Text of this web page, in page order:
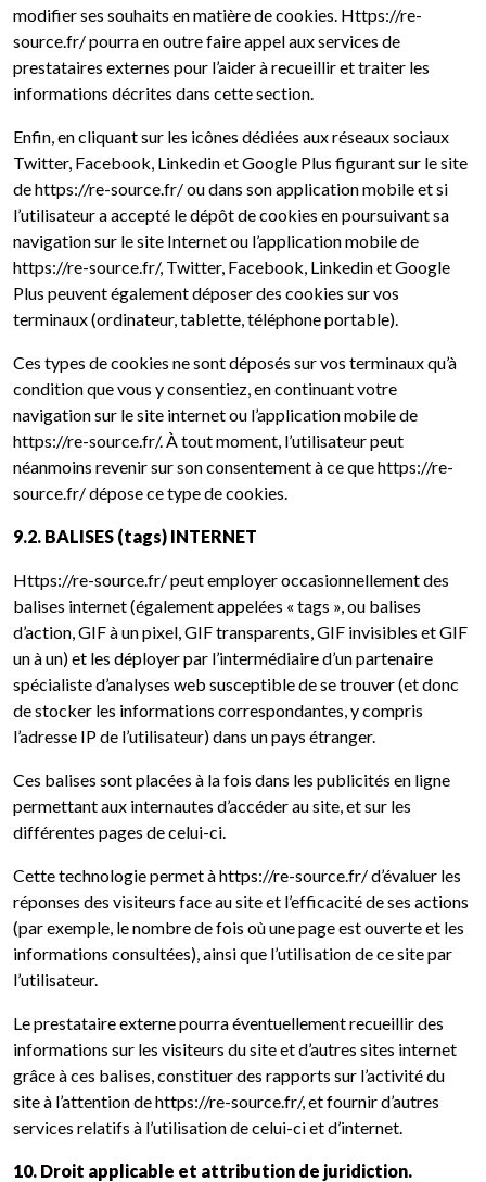
modifier ses souhaits en matière de cookies. Https://re-
source.fr/ pourra en outre faire appel aux services de
prestataires externes pour l’aider à recueillir et traiter les
informations décrites dans cette section.
Enfin, en cliquant sur les icônes dédiées aux réseaux sociaux
Twitter, Facebook, Linkedin et Google Plus figurant sur le site
de https://re-source.fr/ ou dans son application mobile et si
l’utilisateur a accepté le dépôt de cookies en poursuivant sa
navigation sur le site Internet ou l’application mobile de
https://re-source.fr/, Twitter, Facebook, Linkedin et Google
Plus peuvent également déposer des cookies sur vos
terminaux (ordinateur, tablette, téléphone portable).
Ces types de cookies ne sont déposés sur vos terminaux qu’à
condition que vous y consentiez, en continuant votre
navigation sur le site internet ou l’application mobile de
https://re-source.fr/. À tout moment, l’utilisateur peut
néanmoins revenir sur son consentement à ce que https://re-
source.fr/ dépose ce type de cookies.
9.2. BALISES (tags) INTERNET
Https://re-source.fr/ peut employer occasionnellement des
balises internet (également appelées « tags », ou balises
d’action, GIF à un pixel, GIF transparents, GIF invisibles et GIF
un à un) et les déployer par l’intermédiaire d’un partenaire
spécialiste d’analyses web susceptible de se trouver (et donc
de stocker les informations correspondantes, y compris
l’adresse IP de l’utilisateur) dans un pays étranger.
Ces balises sont placées à la fois dans les publicités en ligne
permettant aux internautes d’accéder au site, et sur les
différentes pages de celui-ci.
Cette technologie permet à https://re-source.fr/ d’évaluer les
réponses des visiteurs face au site et l’efficacité de ses actions
(par exemple, le nombre de fois où une page est ouverte et les
informations consultées), ainsi que l’utilisation de ce site par
l’utilisateur.
Le prestataire externe pourra éventuellement recueillir des
informations sur les visiteurs du site et d’autres sites internet
grâce à ces balises, constituer des rapports sur l’activité du
site à l’attention de https://re-source.fr/, et fournir d’autres
services relatifs à l’utilisation de celui-ci et d’internet.
10. Droit applicable et attribution de juridiction.